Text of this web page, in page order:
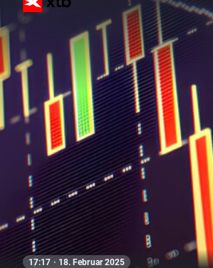
17:17 · 18. Februar 2025